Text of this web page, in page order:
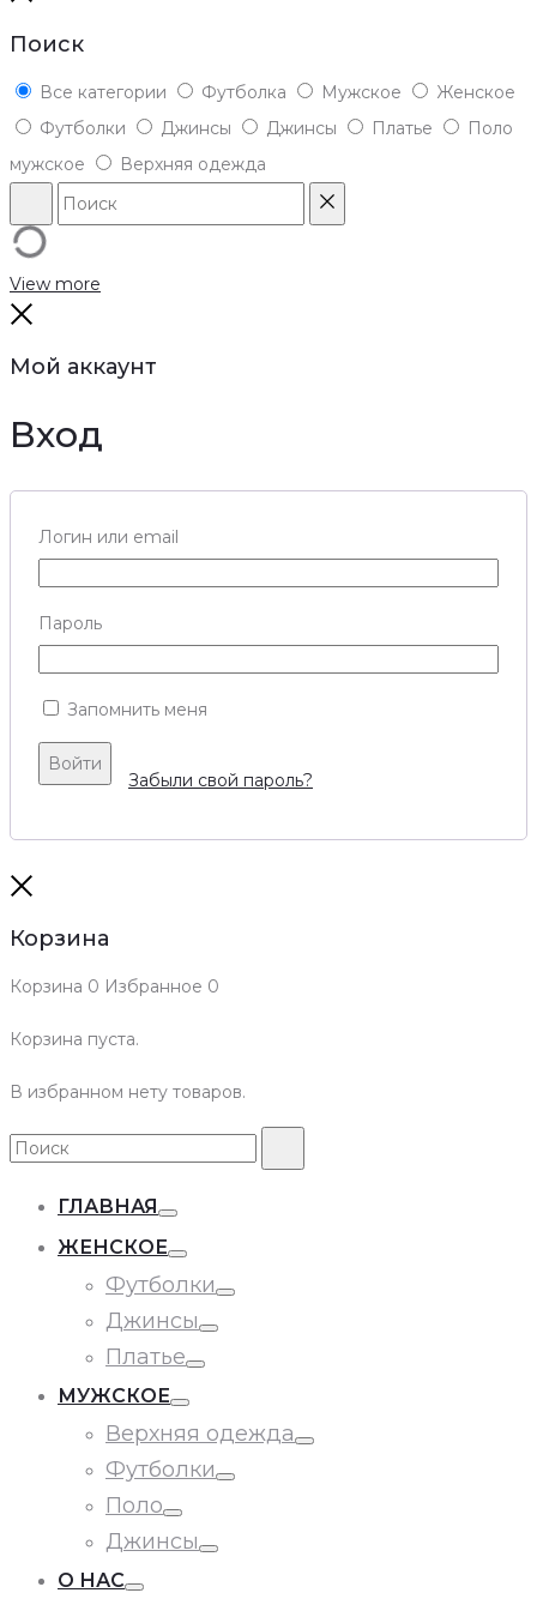
Поиск
Все категории Футболка Мужское
Женское
Футболки
Джинсы Джинсы Платье
Поло
мужское
Верхняя одежда
Поиск
View more
Мой аккаунт
Вход
Логин или email
Пароль
Запомнить меня
Войти
Забыли свой пароль?
Корзина
Корзина 0 Избранное 0
Корзина пуста.
В избранном нету товаров.
Search
ГЛАВНАЯ
ЖЕНСКОЕ
Футболки
Джинсы
Платье
МУЖСКОЕ
Верхняя одежда
Футболки
Поло
Джинсы
О НАС